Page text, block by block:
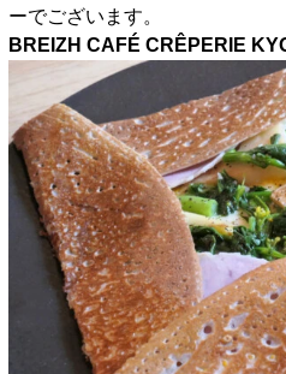
ーでございます。
BREIZH CAFÉ CRÊPERIE